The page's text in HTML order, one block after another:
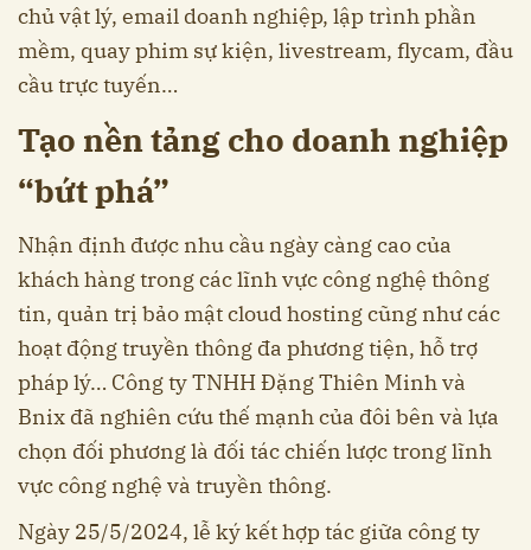
chủ vật lý, email doanh nghiệp, lập trình phần
mềm, quay phim sự kiện, livestream, flycam, đầu
cầu trực tuyến…
Tạo nền tảng cho doanh nghiệp
“bứt phá”
Nhận định được nhu cầu ngày càng cao của
khách hàng trong các lĩnh vực công nghệ thông
tin, quản trị bảo mật cloud hosting cũng như các
hoạt động truyền thông đa phương tiện, hỗ trợ
pháp lý… Công ty TNHH Đặng Thiên Minh và
Bnix đã nghiên cứu thế mạnh của đôi bên và lựa
chọn đối phương là đối tác chiến lược trong lĩnh
vực công nghệ và truyền thông.
Ngày 25/5/2024, lễ ký kết hợp tác giữa công ty